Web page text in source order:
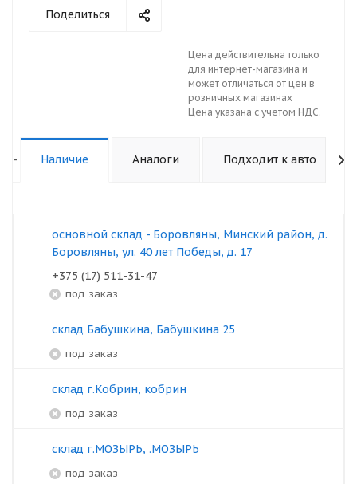
Поделиться
Цена действительна только
для интернет-магазина и
может отличаться от цен в
розничных магазинах
Цена указана с учетом НДС.
- Наличие Аналоги Подходит к авто
основной склад - Боровляны, Минский район, д.
Боровляны, ул. 40 лет Победы, д. 17
+375 (17) 511-31-47
под заказ
склад Бабушкина, Бабушкина 25
под заказ
склад г.Кобрин, кобрин
под заказ
склад г.МОЗЫРЬ, .МОЗЫРЬ
под заказ